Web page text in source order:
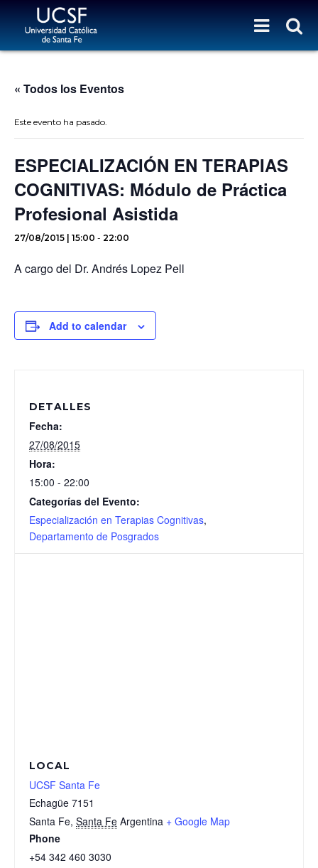
« Todos los Eventos
Este evento ha pasado.
ESPECIALIZACIÓN EN TERAPIAS
COGNITIVAS: Módulo de Práctica
Profesional Asistida
27/08/2015 | 15:00 - 22:00
A cargo del Dr. Andrés Lopez Pell
Add to calendar
DETALLES
Fecha:
27/08/2015
Hora:
15:00 - 22:00
Categorías del Evento:
Especialización en Terapias Cognitivas,
Departamento de Posgrados
LOCAL
UCSF Santa Fe
Echagüe 7151
Santa Fe, Santa Fe Argentina + Google Map
Phone
+54 342 460 3030